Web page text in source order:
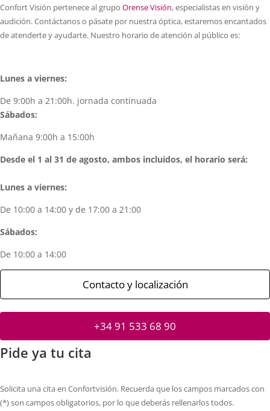
Confort Visión pertenece al grupo Orense Visión, especialistas en visión y
audición. Contáctanos o pásate por nuestra óptica, estaremos encantados
de atenderte y ayudarte. Nuestro horario de atención al público es:
Lunes a viernes:
De 9:00h a 21:00h. jornada continuada
Sábados:
Mañana 9:00h a 15:00h
Desde el 1 al 31 de agosto, ambos incluidos, el horario será:
Lunes a viernes:
De 10:00 a 14:00 y de 17:00 a 21:00
Sábados:
De 10:00 a 14:00
Contacto y localización
+34 91 533 68 90
Pide ya tu cita
Solicita una cita en Confortvisión. Recuerda que los campos marcados con
(*) son campos obligatorios, por lo que deberás rellenarlos todos.